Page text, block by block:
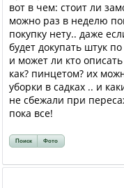
вот в чем: стоит ли
можно раз в неделю
покупку нету.. даже
будет докупать штук
и может ли кто
как? пинцетом? их
уборки в садках .. и
не сбежали при
пока все!
Поиск Фото